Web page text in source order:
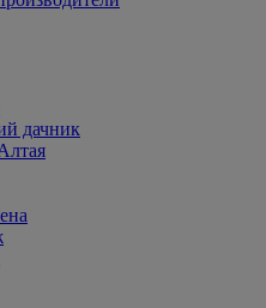
дачник